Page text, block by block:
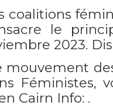
coalitions
le
2023.
mouvement
Féministes,
Cairn Info: .